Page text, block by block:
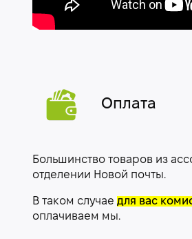
Оплата
Большинство товаров из
отделении Новой почты.
В таком случае для вас
оплачиваем мы.